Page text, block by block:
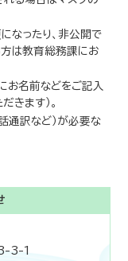
なったり、非公開で
方は教育総務課にお
お名前などをご記入
きます）。
通訳など）が必要な
3-1